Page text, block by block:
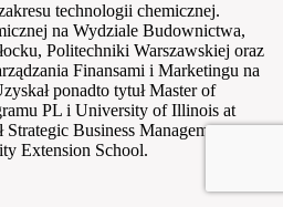
technologii chemicznej.
na Wydziale Budownictwa,
Politechniki Warszawskiej oraz
Finansami i Marketingu na
ponadto tytuł Master of
PL i University of Illinois at
Business Management
Extension School.